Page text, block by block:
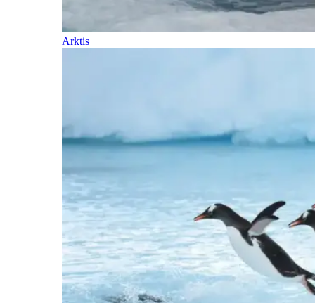
Arktis